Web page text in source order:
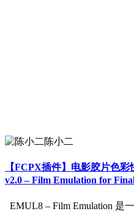
陈小二
【FCPX插件】电影胶片色
v2.0 – Film Emulation for
EMUL8 – Film Emulation 是